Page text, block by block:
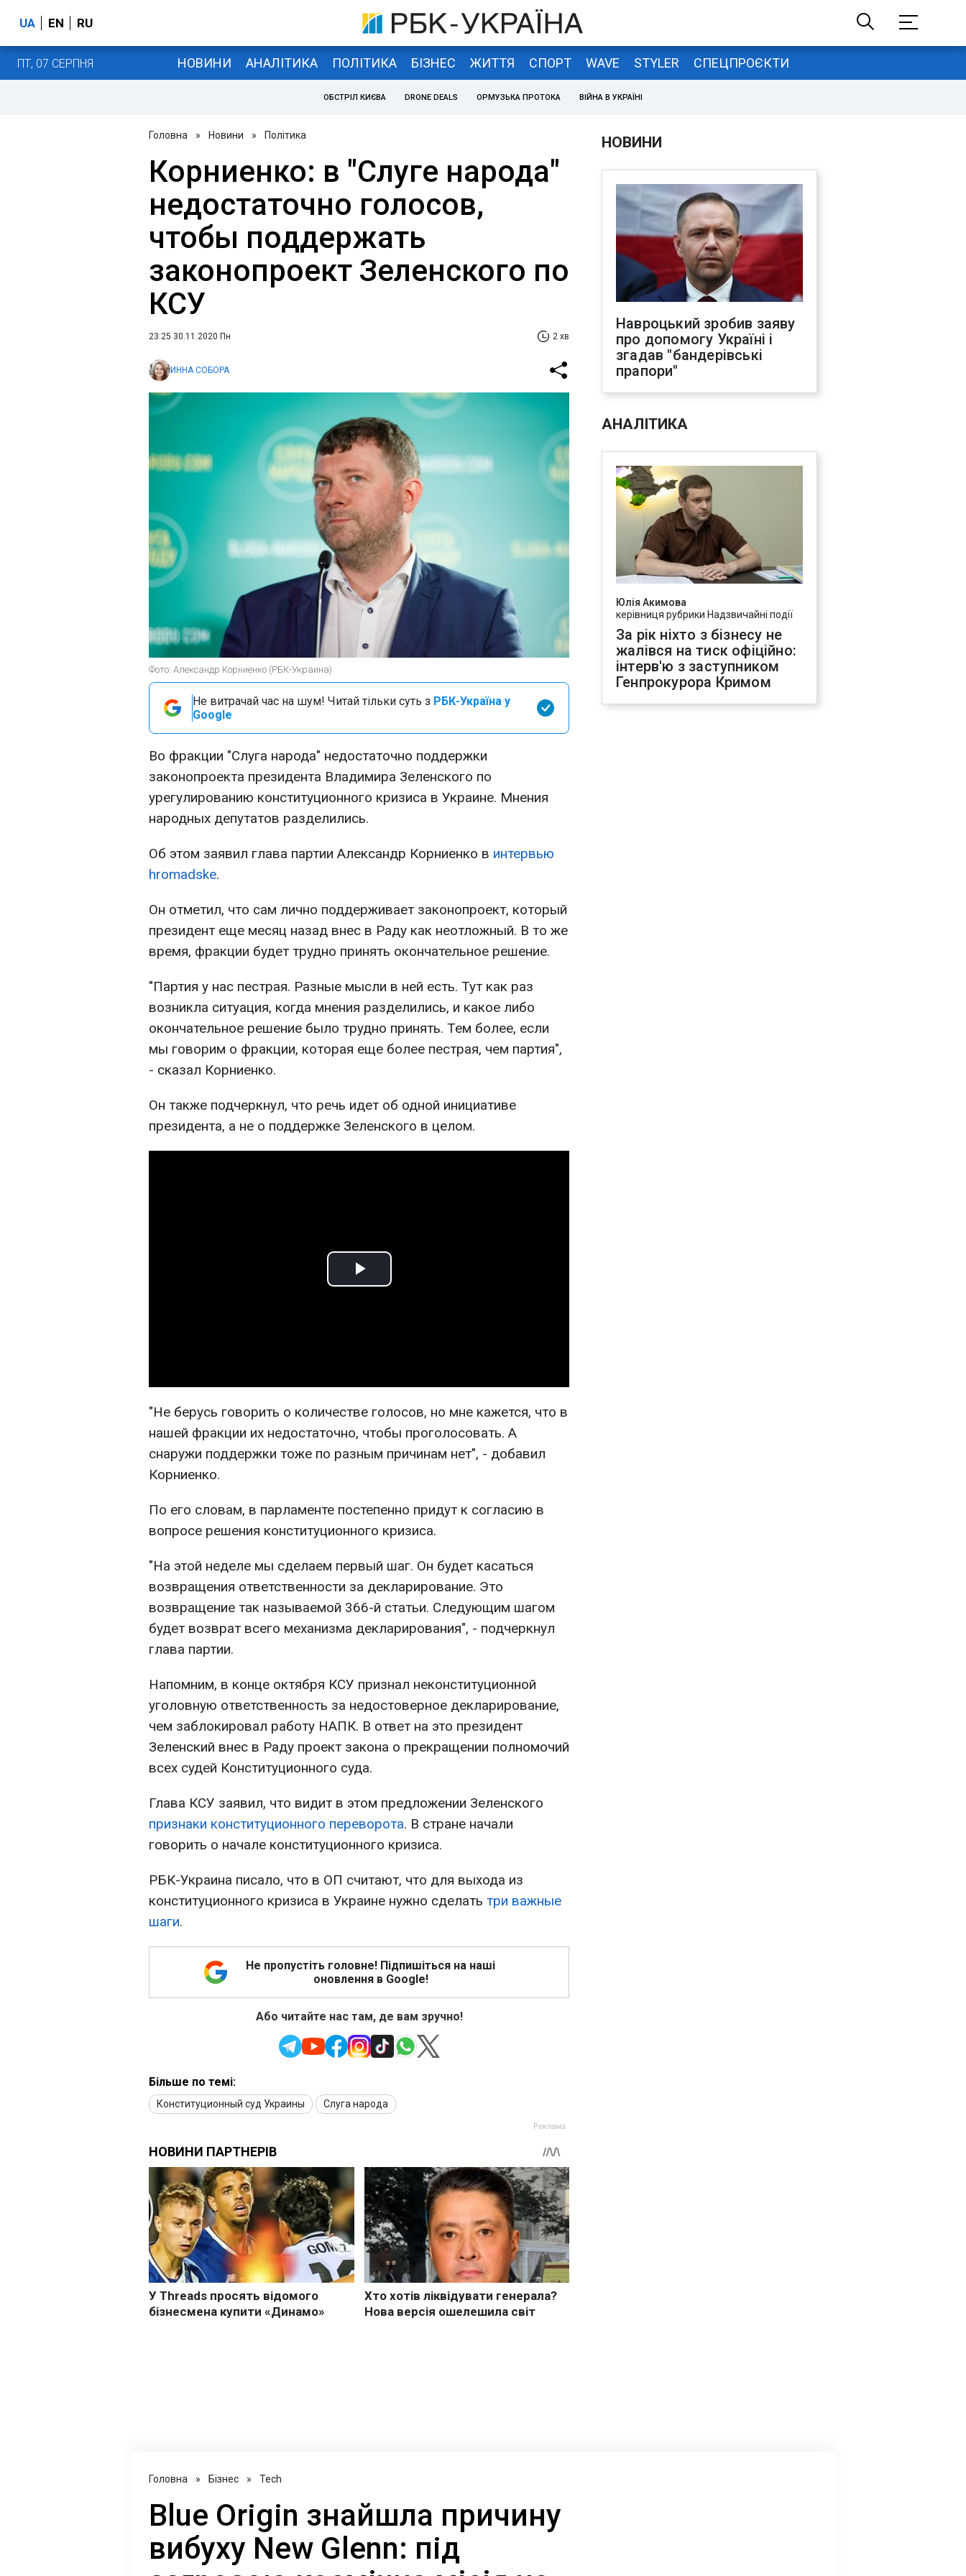
UA EN RU
ПТ, 07 СЕРПНЯ НОВИНИ АНАЛІТИКА ПОЛІТИКА БІЗНЕС ЖИТТЯ СПОРТ WAVE STYLER СПЕЦПРОЄКТИ
ОБСТРІЛ КИЄВА DRONE DEALS ОРМУЗЬКА ПРОТОКА ВІЙНА В УКРАЇНІ
Головна » Новини » Політика
Корниенко: в "Слуге народа"
недостаточно голосов,
чтобы поддержать
законопроект Зеленского по
КСУ
23:25 30.11.2020 Пн 2 хв
ИННА СОБОРА
Фото: Александр Корниенко (РБК-Украина)
Не витрачай час на шум! Читай тільки суть з РБК-Україна у
Google
Во фракции "Слуга народа" недостаточно поддержки
законопроекта президента Владимира Зеленского по
урегулированию конституционного кризиса в Украине. Мнения
народных депутатов разделились.
Об этом заявил глава партии Александр Корниенко в интервью
hromadske.
Он отметил, что сам лично поддерживает законопроект, который
президент еще месяц назад внес в Раду как неотложный. В то же
время, фракции будет трудно принять окончательное решение.
"Партия у нас пестрая. Разные мысли в ней есть. Тут как раз
возникла ситуация, когда мнения разделились, и какое либо
окончательное решение было трудно принять. Тем более, если
мы говорим о фракции, которая еще более пестрая, чем партия",
- сказал Корниенко.
Он также подчеркнул, что речь идет об одной инициативе
президента, а не о поддержке Зеленского в целом.
Play
"Не берусь говорить о количестве голосов, но мне кажется, что в
нашей фракции их недостаточно, чтобы проголосовать. А
снаружи поддержки тоже по разным причинам нет", - добавил
Корниенко.
По его словам, в парламенте постепенно придут к согласию в
вопросе решения конституционного кризиса.
"На этой неделе мы сделаем первый шаг. Он будет касаться
возвращения ответственности за декларирование. Это
возвращение так называемой 366-й статьи. Следующим шагом
будет возврат всего механизма декларирования", - подчеркнул
глава партии.
Напомним, в конце октября КСУ признал неконституционной
уголовную ответственность за недостоверное декларирование,
чем заблокировал работу НАПК. В ответ на это президент
Зеленский внес в Раду проект закона о прекращении полномочий
всех судей Конституционного суда.
Глава КСУ заявил, что видит в этом предложении Зеленского
признаки конституционного переворота. В стране начали
говорить о начале конституционного кризиса.
РБК-Украина писало, что в ОП считают, что для выхода из
конституционного кризиса в Украине нужно сделать три важные
шаги.
Не пропустіть головне! Підпишіться на наші
оновлення в Google!
Або читайте нас там, де вам зручно!
Більше по темі:
Конституционный суд Украины Слуга народа
НОВИНИ
Навроцький зробив заяву
про допомогу Україні і
згадав "бандерівські
прапори"
АНАЛІТИКА
Юлія Акимова
керівниця рубрики Надзвичайні події
За рік ніхто з бізнесу не
жалівся на тиск офіційно:
інтерв'ю з заступником
Генпрокурора Кримом
Головна » Бізнес » Tech
Blue Origin знайшла причину
вибуху New Glenn: під